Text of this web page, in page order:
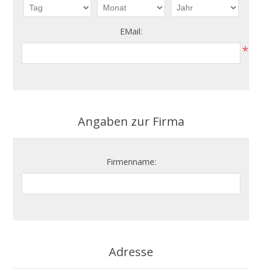
EMail:
*
Angaben zur Firma
Firmenname:
Adresse